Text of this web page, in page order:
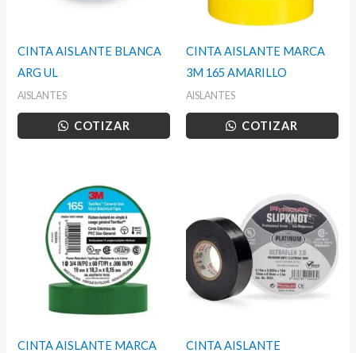
CINTA AISLANTE BLANCA
ARG UL
AISLANTES
COTIZAR
CINTA AISLANTE MARCA
3M 165 AMARILLO
AISLANTES
COTIZAR
CINTA AISLANTE MARCA
CINTA AISLANTE